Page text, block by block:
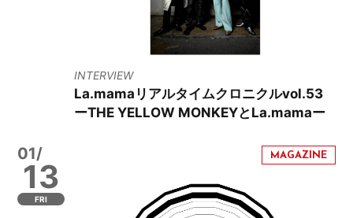
INTERVIEW
La.mamaリアルタイムクロニクルvol.53
ーTHE YELLOW MONKEYとLa.mamaー
01/
13
FRI